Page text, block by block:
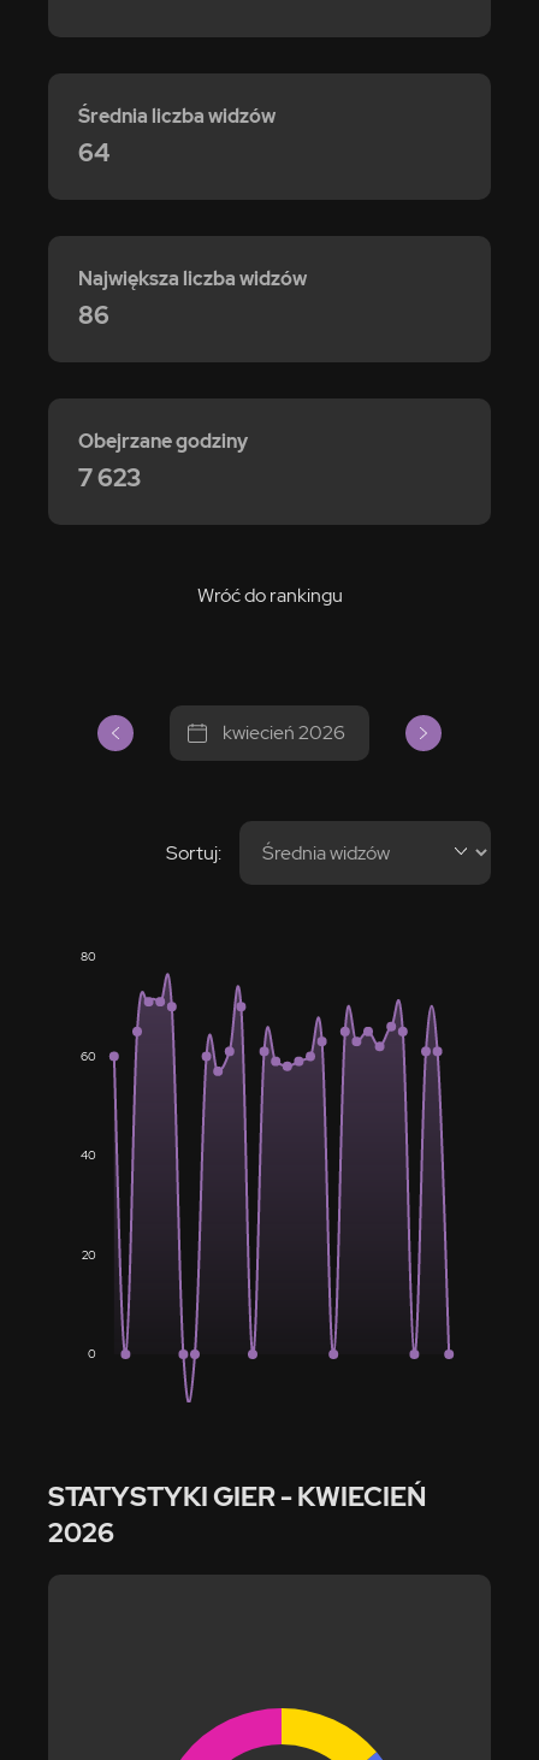
Wróć do rankingu
Średnia liczba widzów
64
Największa liczba widzów
86
Obejrzane godziny
7 623
kwiecień 2026
Sortuj:
0
20
40
60
80
STATYSTYKI GIER- KWIECIEŃ
2026